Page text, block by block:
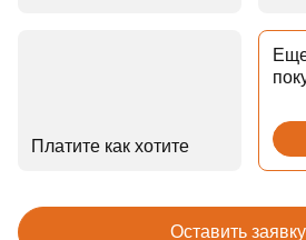
Платите как хотите
Оставить заявку